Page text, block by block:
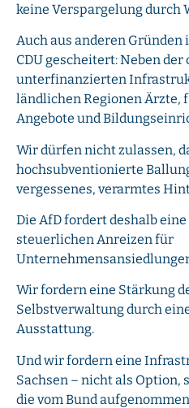
keine Verspargelung durch
Auch aus anderen
CDU gescheitert: Neben
unterfinanzierten
ländlichen Regionen
Angebote und
Wir dürfen nicht zulassen,
hochsubventionierte
vergessenes, verarmtes
Die AfD fordert deshalb
steuerlichen Anreizen für
Wir fordern eine Stärkung
Selbstverwaltung durch
Ausstattung.
Und wir fordern eine
Sachsen – nicht als Option,
die vom Bund